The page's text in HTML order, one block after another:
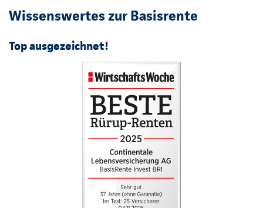
Wissenswertes zur Basisrente
Top ausgezeichnet!